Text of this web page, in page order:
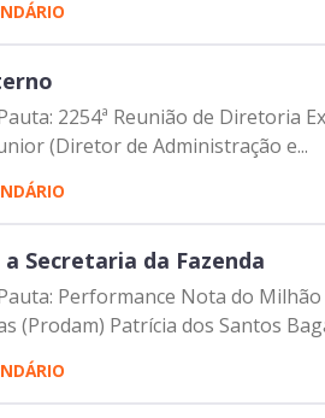
2254ª Reunião de Diretoria
(Diretor de Administração e...
Secretaria da Fazenda
Performance Nota do
(Prodam) Patrícia dos Santos